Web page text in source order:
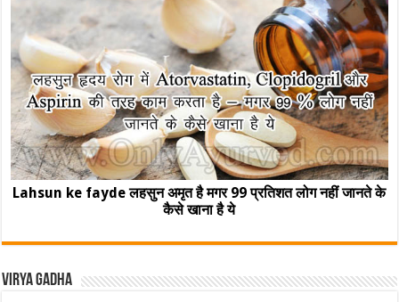
Lahsun ke fayde लहसुन अमृत है मगर 99 प्रतिशत लोग नहीं जानते के
कैसे खाना है ये
Virya Gadha